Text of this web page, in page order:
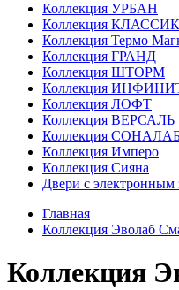
Коллекция УРБАН
Коллекция КЛАССИК
Коллекция Термо
Коллекция ГРАНД
Коллекция ШТОРМ
Коллекция
Коллекция ЛОФТ
Коллекция ВЕРСАЛЬ
Коллекция
Коллекция Имперо
Коллекция Сияна
Двери с электронным
Главная
Коллекция Эволаб
Коллекция